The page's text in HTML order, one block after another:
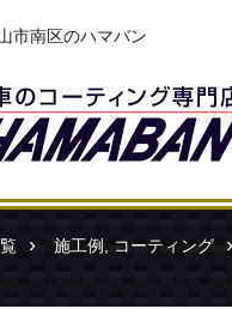
市南区のハマバン
施工例 コーティング